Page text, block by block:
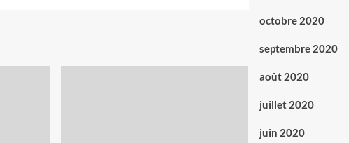
octobre 2020
septembre 2020
août 2020
juillet 2020
juin 2020